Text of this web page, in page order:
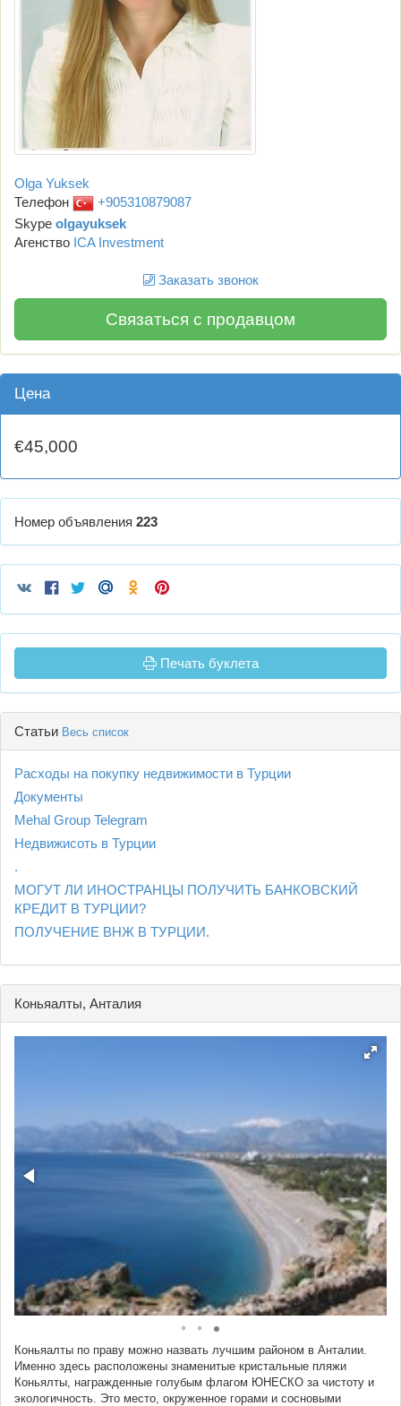
Olga Yuksek
Телефон
+905310879087
Skype olgayuksek
Агенство ICA Investment
Заказать звонок
Связаться с продавцом
Цена
€45,000
Номер объявления 223
Печать буклета
Статьи Весь список
Расходы на покупку недвижимости в Турции
Документы
Mehal Group Telegram
Недвижисоть в Турции
.
МОГУТ ЛИ ИНОСТРАНЦЫ ПОЛУЧИТЬ БАНКОВСКИЙ
КРЕДИТ В ТУРЦИИ?
ПОЛУЧЕНИЕ ВНЖ В ТУРЦИИ.
Коньяалты, Анталия
Коньяалты по праву можно назвать лучшим районом в Анталии.
Именно здесь расположены знаменитые кристальные пляжи
Коньялты, награжденные голубым флагом ЮНЕСКО за чистоту и
экологичность. Это место, окруженное горами и сосновыми